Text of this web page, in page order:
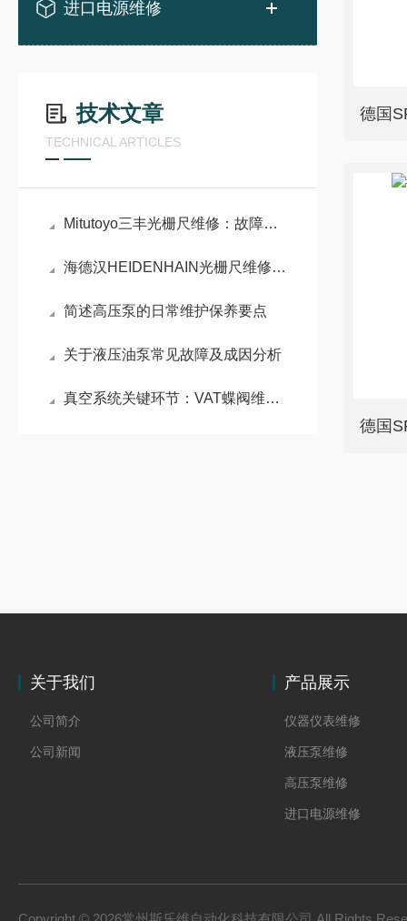
进口电源维修
技术文章
TECHNICAL ARTICLES
Mitutoyo三丰光栅尺维修：故障排查与维护实践
海德汉HEIDENHAIN光栅尺维修：结构与故障分析
简述高压泵的日常维护保养要点
关于液压油泵常见故障及成因分析
真空系统关键环节：VAT蝶阀维修原理与密封性能重构技术
德国
关于我们
公司简介
公司新闻
产品展示
仪器仪表维修
液压泵维修
高压泵维修
进口电源维修